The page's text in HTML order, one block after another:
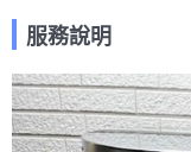
服務說明